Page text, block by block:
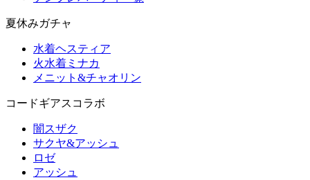
夏休みガチャ
水着ヘスティア
火水着ミナカ
メニット&チャオリン
コードギアスコラボ
闇スザク
サクヤ&アッシュ
ロゼ
アッシュ